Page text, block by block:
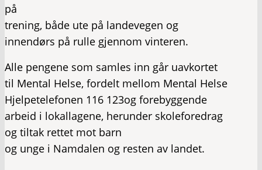
på
trening, både ute på landevegen og
innendørs på rulle gjennom vinteren.
Alle pengene som samles inn går uavkortet
til Mental Helse, fordelt mellom Mental Helse
Hjelpetelefonen 116 123og forebyggende
arbeid i lokallagene, herunder skoleforedrag
og tiltak rettet mot barn
og unge i Namdalen og resten av landet.